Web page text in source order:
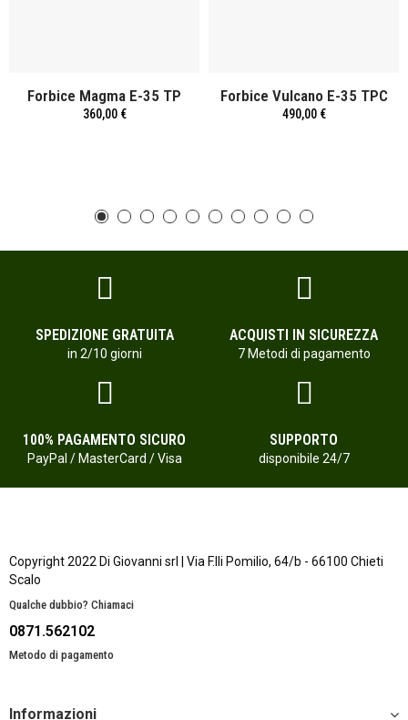
Forbice Magma E-35 TP
360,00 €
Forbice Vulcano E-35 TPC
490,00 €
SPEDIZIONE GRATUITA
in 2/10 giorni
ACQUISTI IN SICUREZZA
7 Metodi di pagamento
100% PAGAMENTO SICURO
PayPal / MasterCard / Visa
SUPPORTO
disponibile 24/7
Copyright 2022 Di Giovanni srl | Via F.lli Pomilio, 64/b - 66100 Chieti
Scalo
Qualche dubbio? Chiamaci
0871.562102
Metodo di pagamento
Informazioni